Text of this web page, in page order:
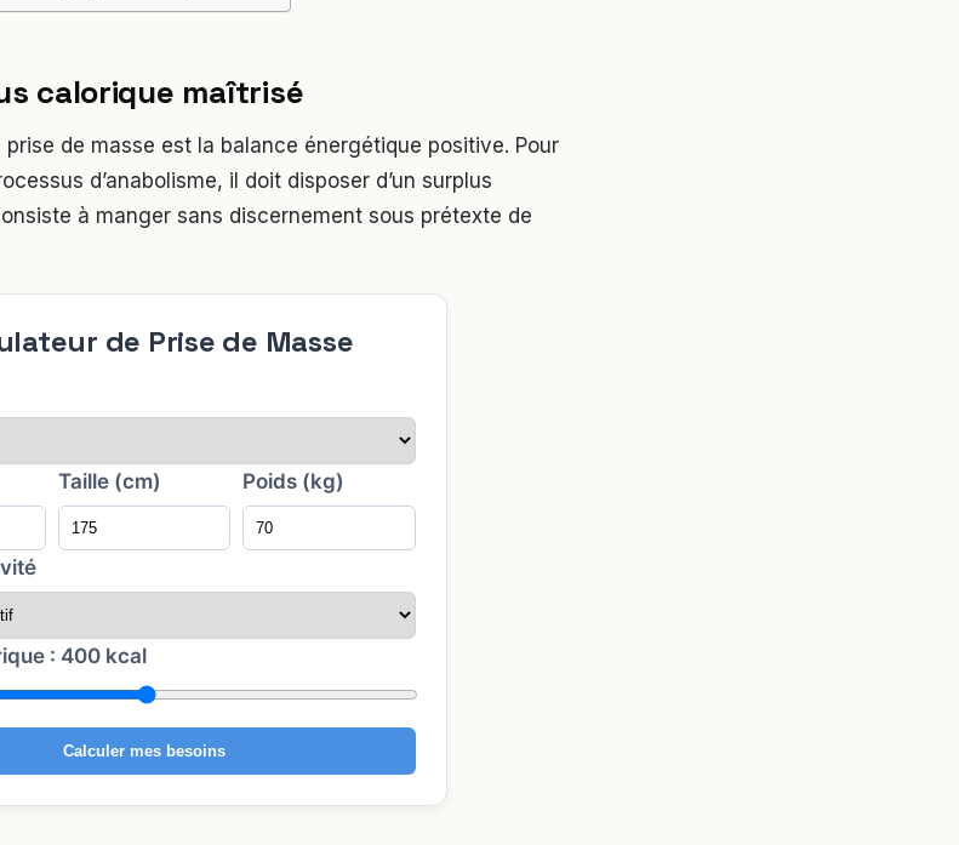
calorique maîtrisé
de masse est la balance énergétique positive. Pour
d’anabolisme, il doit disposer d’un surplus
à manger sans discernement sous prétexte de
de Prise de Masse
Taille (cm) Poids (kg)
: 400 kcal
Calculer mes besoins